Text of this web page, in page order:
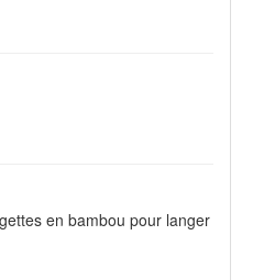
en bambou pour langer